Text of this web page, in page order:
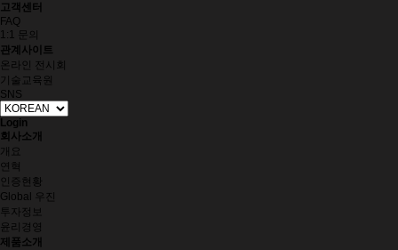
고객센터
FAQ
1:1 문의
관계사이트
온라인 전시회
기술교육원
SNS
Login
회사소개
개요
연혁
인증현황
Global 우진
투자정보
윤리경영
제품소개